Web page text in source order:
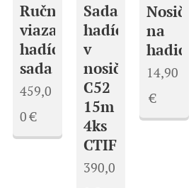
Ručná
viazačka
hadíc
sada
459,0
0€
Sada
hadíc
v
nosičoch
C52
15m
4ks
CTIF
390,0
Nosič
na
hadice
14,90
€